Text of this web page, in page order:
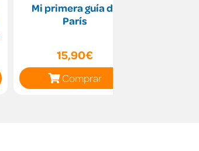
Mi primera guía de
París
15,90€
Comprar